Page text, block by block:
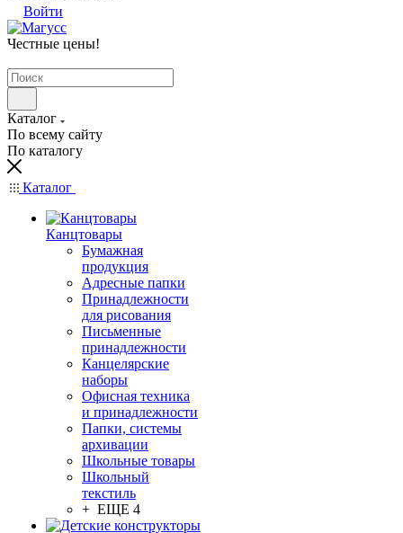
Войти
Честные цены!
Каталог
По всему сайту
По каталогу
Каталог
Канцтовары
Бумажная
продукция
Адресные папки
Принадлежности
для рисования
Письменные
принадлежности
Канцелярские
наборы
Офисная техника
и принадлежности
Папки, системы
архивации
Школьные товары
Школьный
текстиль
+ ЕЩЕ 4